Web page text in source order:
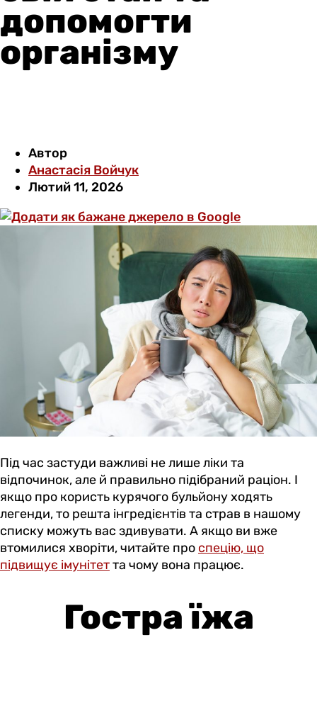
допомогти
організму
Автор
Анастасія Войчук
Лютий 11, 2026
Під час застуди важливі не лише ліки та
відпочинок, але й правильно підібраний раціон. І
якщо про користь курячого бульйону ходять
легенди, то решта інгредієнтів та страв в нашому
списку можуть вас здивувати. А якщо ви вже
втомилися хворіти, читайте про спецію, що
підвищує імунітетта чому вона працює.
Гостра їжа